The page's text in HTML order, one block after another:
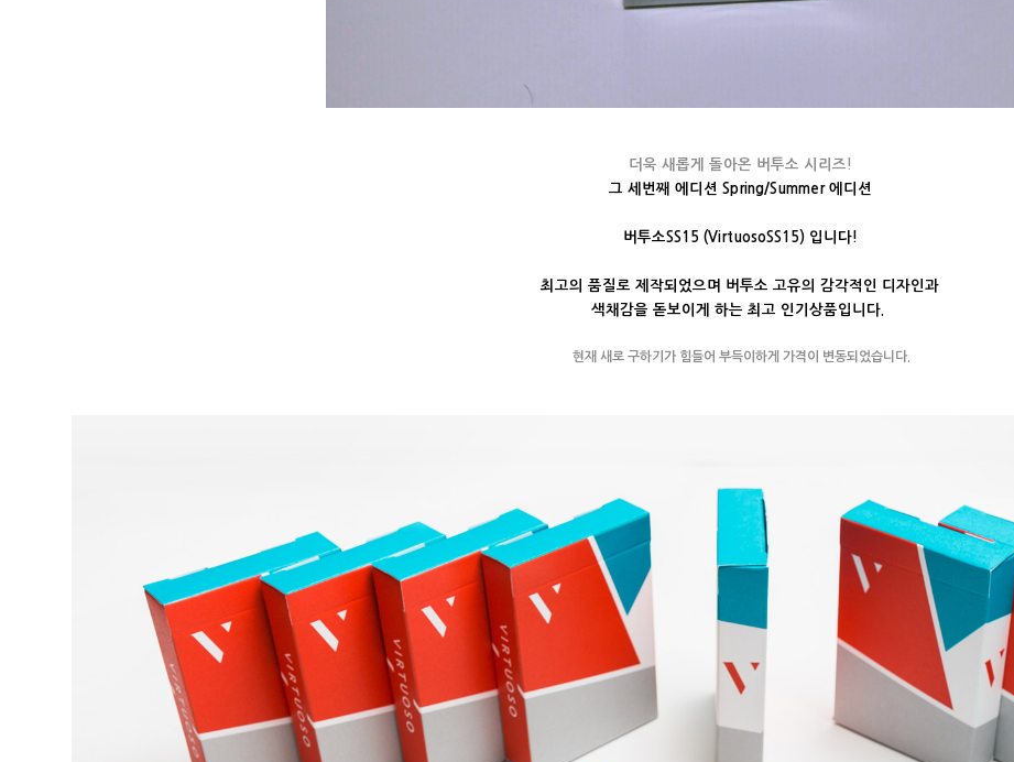
더욱 새롭게 돌아온 버투소 시리즈!
그 세번째 에디션 Spring/Summer 에디션
버투소SS15 (VirtuosoSS15) 입니다!
최고의 품질로 제작되었으며 버투소 고유의 감각적인 디자인과
색채감을 돋보이게 하는 최고 인기상품입니다.
현재 새로 구하기가 힘들어 부득이하게 가격이 변동되었습니다.